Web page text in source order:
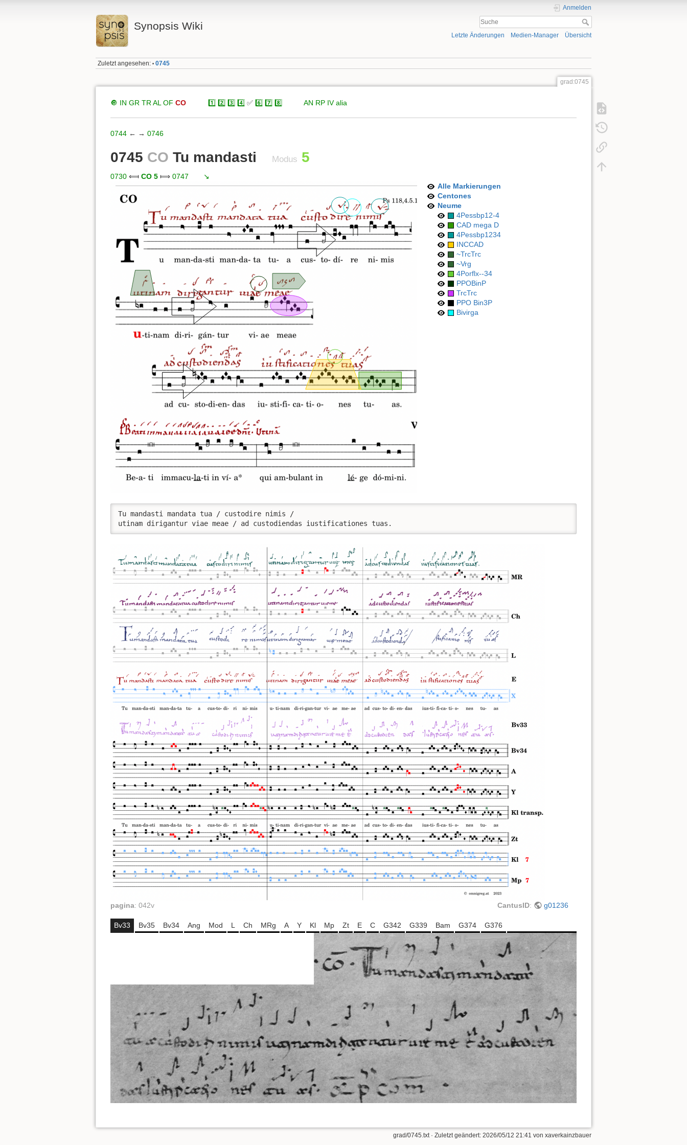
Synopsis Wiki
Anmelden
Letzte Änderungen Medien-Manager Übersicht
Zuletzt angesehen: • 0745
grad:0745
🔘 IN GR TR AL OF CO 1️⃣ 2️⃣ 3️⃣ 4️⃣ ✅ 6️⃣ 7️⃣ 8️⃣ AN RP IV alia
0744 ← → 0746
0745 CO Tu mandasti Modus 5
0730 ⟽ CO 5 ⟾ 0747
↘️
Alle Markierungen
Centones
Neume
4Pessbp12-4
CAD mega D
4Pessbp1234
INCCAD
~TrcTrc
~Vrg
4Porflx--34
PPOBinP
TrcTrc
PPO Bin3P
Bivirga
Tu mandasti mandata tua / custodire nimis /
utinam dirigantur viae meae / ad custodiendas iustificationes tuas.
pagina: 042v CantusID: g01236
Bv33 Bv35 Bv34 Ang Mod L Ch MRg A Y Kl Mp Zt E C G342 G339 Bam G374 G376
grad/0745.txt· Zuletzt geändert: 2026/05/12 21:41 von xaverkainzbauer